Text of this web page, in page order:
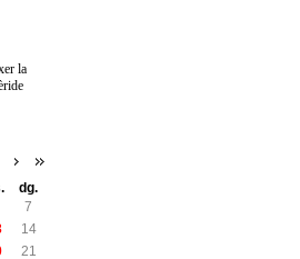
la
dg.
7
14
21